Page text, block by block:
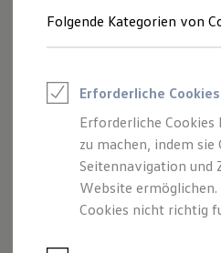
Junge
Saisonangebote
Leasing
Leasing-
Gebrauchtwagen
Junge
Elektroauto
Kleinwagen-
Leasing ohne
Mehr
Der Tayron.
Folgende Kategorien von
Erforderliche Cookies
Erforderliche
zu machen, indem
Seitennavigation und
Website
Cookies nicht richtig